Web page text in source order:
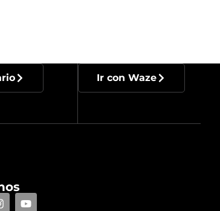
Ir con Waze